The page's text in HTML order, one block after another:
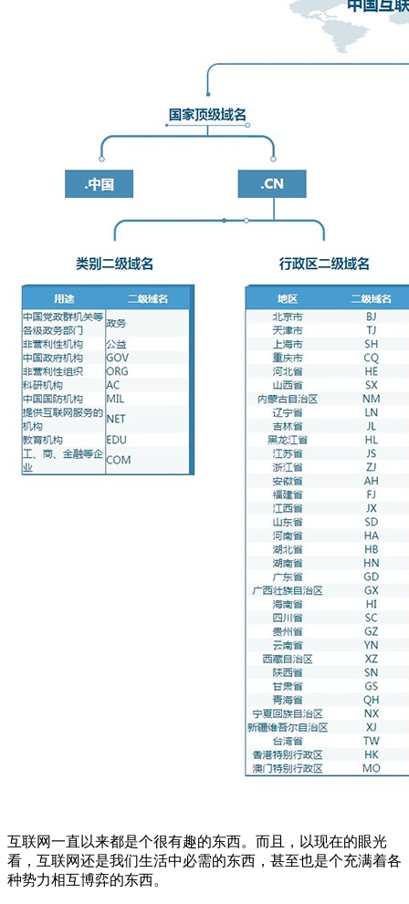
互联网一直以来都是个很有趣的东西。而且，以现在的眼光
看，互联网还是我们生活中必需的东西，甚至也是个充满着各
种势力相互博弈的东西。